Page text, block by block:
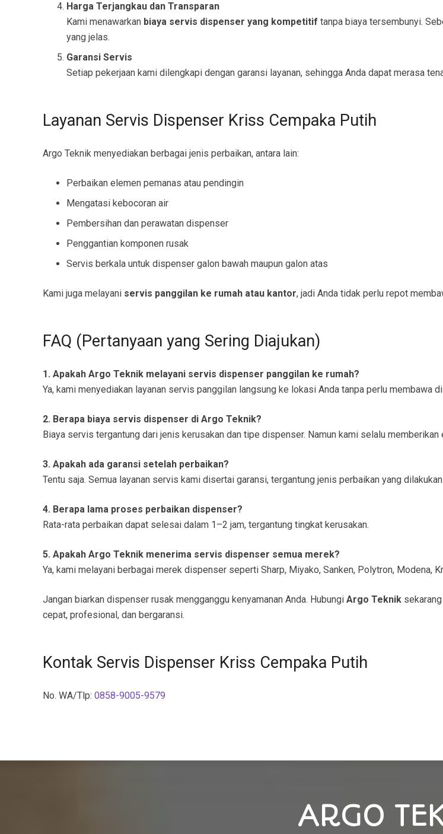
Harga Terjangkau dan Transparan
Kami menawarkan biaya servis dispenser yang kompetitif tanpa biaya tersembunyi.
yang jelas.
Garansi Servis
Setiap pekerjaan kami dilengkapi dengan garansi layanan, sehingga Anda dapat merasa
Layanan Servis Dispenser Kriss Cempaka Putih
Argo Teknik menyediakan berbagai jenis perbaikan, antara lain:
Perbaikan elemen pemanas atau pendingin
Mengatasi kebocoran air
Pembersihan dan perawatan dispenser
Penggantian komponen rusak
Servis berkala untuk dispenser galon bawah maupun galon atas
Kami juga melayani servis panggilan ke rumah atau kantor, jadi Anda tidak perlu repot
FAQ (Pertanyaan yang Sering Diajukan)
1. Apakah Argo Teknik melayani servis dispenser panggilan ke rumah?
Ya, kami menyediakan layanan servis panggilan langsung ke lokasi Anda tanpa perlu membawa
2. Berapa biaya servis dispenser di Argo Teknik?
Biaya servis tergantung dari jenis kerusakan dan tipe dispenser. Namun kami selalu
3. Apakah ada garansi setelah perbaikan?
Tentu saja. Semua layanan servis kami disertai garansi, tergantung jenis perbaikan yang dilakukan.
4. Berapa lama proses perbaikan dispenser?
Rata-rata perbaikan dapat selesai dalam 1–2 jam, tergantung tingkat kerusakan.
5. Apakah Argo Teknik menerima servis dispenser semua merek?
Ya, kami melayani berbagai merek dispenser seperti Sharp, Miyako, Sanken, Polytron, Modena,
Jangan biarkan dispenser rusak mengganggu kenyamanan Anda. Hubungi Argo Teknik
cepat, profesional, dan bergaransi.
Kontak Servis Dispenser Kriss Cempaka Putih
No. WA/Tlp: 0858-9005-9579
ARGO